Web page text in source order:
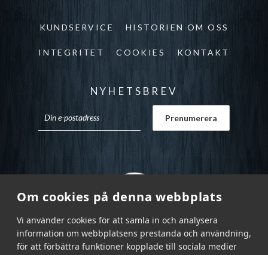
Om cookies på denna webbplats
Vi använder cookies för att samla in och analysera
information om webbplatsens prestanda och användning,
för att förbättra funktioner kopplade till sociala medier
KUNDSERVICE HISTORIEN OM OSS
INTEGRITET COOKIES KONTAKT
NYHETSBREV